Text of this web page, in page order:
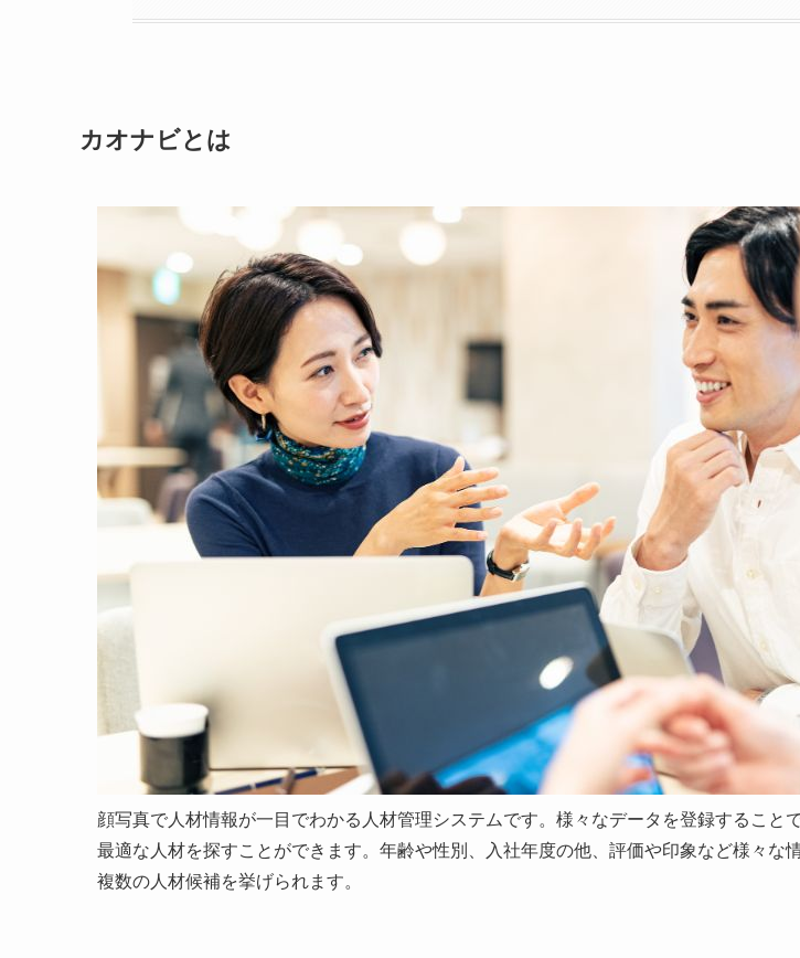
カオナビとは
顔写真で人材情報が一目でわかる人材管理システムです。様々なデータを登録すること
最適な人材を探すことができます。年齢や性別、入社年度の他、評価や印象など様々な
複数の人材候補を挙げられます。